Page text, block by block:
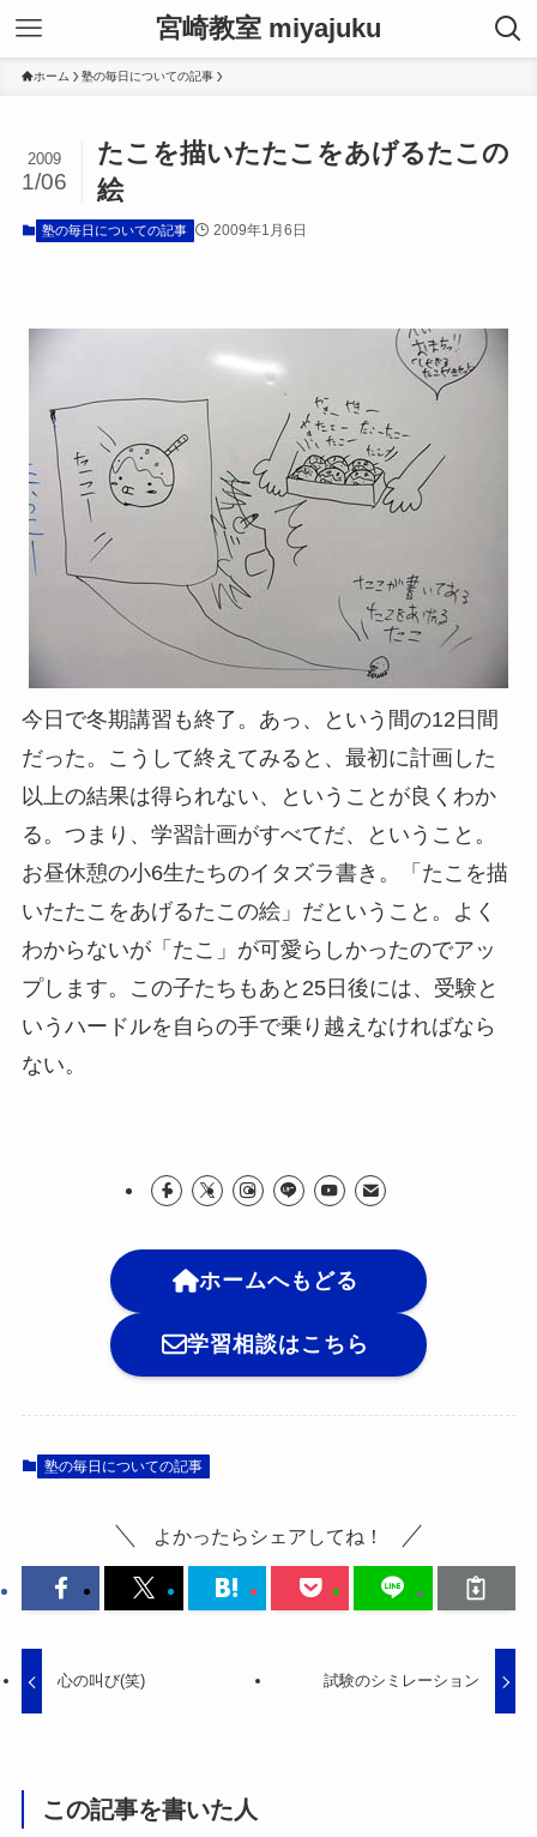
宮崎教室 miyajuku
ホーム 塾の毎日についての記事
たこを描いたたこをあげるたこの
絵
2009
1/06
塾の毎日についての記事 2009年1月6日
今日で冬期講習も終了。あっ、という間の12日間
だった。こうして終えてみると、最初に計画した
以上の結果は得られない、ということが良くわか
る。つまり、学習計画がすべてだ、ということ。
お昼休憩の小6生たちのイタズラ書き。「たこを描
いたたこをあげるたこの絵」だということ。よく
わからないが「たこ」が可愛らしかったのでアッ
プします。この子たちもあと25日後には、受験と
いうハードルを自らの手で乗り越えなければなら
ない。
ホームへもどる
学習相談はこちら
塾の毎日についての記事
よかったらシェアしてね！
心の叫び(笑) 試験のシミレーション
この記事を書いた人